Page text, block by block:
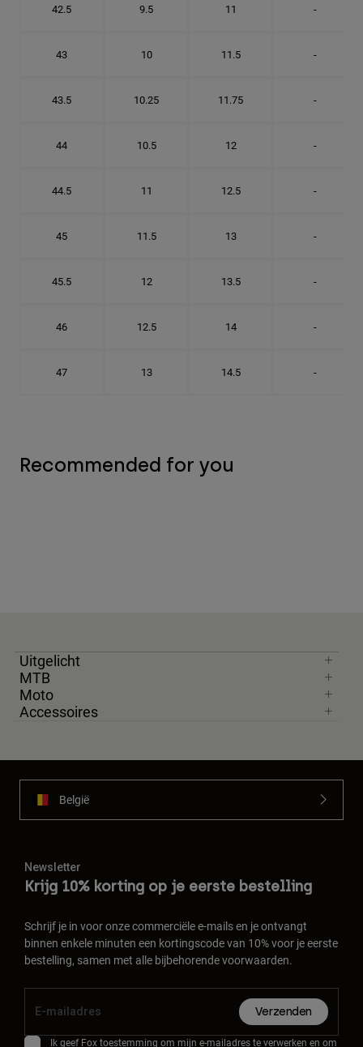
42.5 9.5 11 -
43 10 11.5 -
43.5 10.25 11.75 -
44 10.5 12 -
44.5 11 12.5 -
45 11.5 13 -
45.5 12 13.5 -
46 12.5 14 -
47 13 14.5 -
Recommended for you
Uitgelicht
MTB
Moto
Accessoires
België
Newsletter
Krijg 10% korting op je eerste bestelling
Schrijf je in voor onze commerciële e-mails en je ontvangt
binnen enkele minuten een kortingscode van 10% voor je eerste
bestelling, samen met alle bijbehorende voorwaarden.
Verzenden
Ik geef Fox toestemming om mijn e-mailadres te verwerken en om